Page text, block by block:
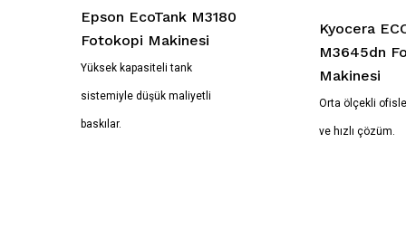
Epson EcoTank M3180
Fotokopi Makinesi
Yüksek kapasiteli tank
sistemiyle düşük maliyetli
baskılar.
Kyocera
M3645dn
Makinesi
Orta ölçekli
ve hızlı çözüm.